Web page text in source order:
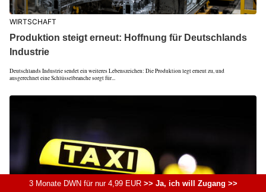
WIRTSCHAFT
Produktion steigt erneut: Hoffnung für Deutschlands
Industrie
Deutschlands Industrie sendet ein weiteres Lebenszeichen: Die Produktion legt erneut zu, und
ausgerechnet eine Schlüsselbranche sorgt für...
3 Monate DWN für nur 4,99 EUR>> Ja, ich will Zugang >>